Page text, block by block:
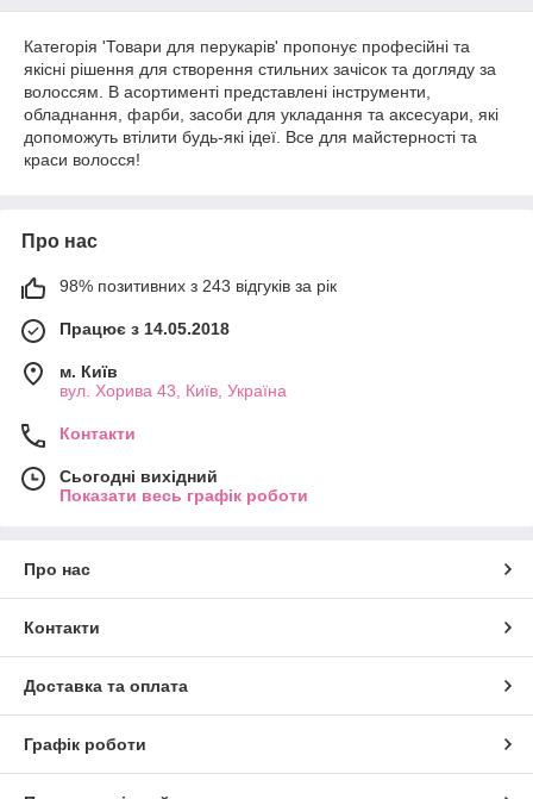
Категорія 'Товари для перукарів' пропонує професійні та
якісні рішення для створення стильних зачісок та догляду за
волоссям. В асортименті представлені інструменти,
обладнання, фарби, засоби для укладання та аксесуари, які
допоможуть втілити будь-які ідеї. Все для майстерності та
краси волосся!
Про нас
98% позитивних з 243 відгуків за рік
Працює з 14.05.2018
м. Київ
вул. Хорива 43, Київ, Україна
Контакти
Сьогодні вихідний
Показати весь графік роботи
Про нас
Контакти
Доставка та оплата
Графік роботи